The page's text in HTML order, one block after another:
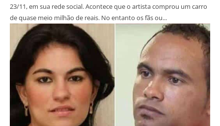
23/11, em sua rede social. Acontece que o artista comprou um carro
de quase meio milhão de reais. No entanto os fãs ou...